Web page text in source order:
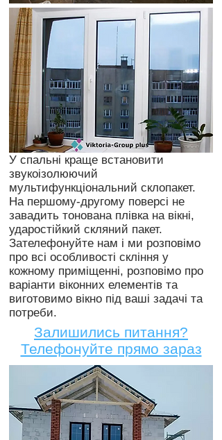
У спальні краще встановити
звукоізолюючий
мультифункціональний склопакет.
На першому-другому поверсі не
завадить тонована плівка на вікні,
ударостійкий скляний пакет.
Зателефонуйте нам і ми розповімо
про всі особливості скління у
кожному приміщенні, розповімо про
варіанти віконних елементів та
виготовимо вікно під ваші задачі та
потреби.
Залишились питання?
Телефонуйте прямо зараз